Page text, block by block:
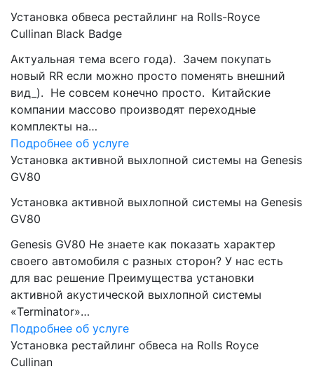
Установка обвеса рестайлинг на Rolls-Royce
Cullinan Black Badge
Актуальная тема всего года). Зачем покупать
новый RR если можно просто поменять внешний
вид_). Не совсем конечно просто. Китайские
компании массово производят переходные
комплекты на…
Подробнее об услуге
Установка активной выхлопной системы на Genesis
GV80
Установка активной выхлопной системы на Genesis
GV80
Genesis GV80 Не знаете как показать характер
своего автомобиля с разных сторон? У нас есть
для вас решение Преимущества установки
активной акустической выхлопной системы
«Terminator»…
Подробнее об услуге
Установка рестайлинг обвеса на Rolls Royce
Cullinan